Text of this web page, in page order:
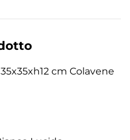
cm Colavene